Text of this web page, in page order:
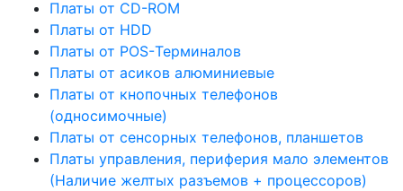
Платы от CD-ROM
Платы от HDD
Платы от POS-Терминалов
Платы от асиков алюминиевые
Платы от кнопочных телефонов
(односимочные)
Платы от сенсорных телефонов, планшетов
Платы управления, периферия мало элементов
(Наличие желтых разъемов + процессоров)